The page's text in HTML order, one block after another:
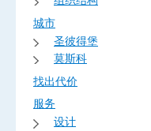
城市
圣彼得堡
莫斯科
找出代价
服务
设计